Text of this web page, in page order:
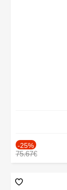
-25%
75.67€